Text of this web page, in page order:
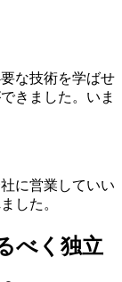
な技術を学ばせ
きました。いま
に営業していい
した。
べく独立